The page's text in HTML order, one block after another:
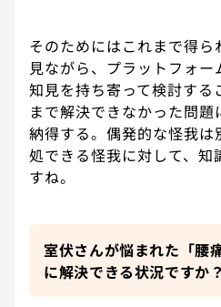
そのためにはこれまで得ら
見ながら、プラットフォ
知見を持ち寄って検討する
まで解決できなかった問題
納得する。偶発的な怪我は
処できる怪我に対して、知
すね。
室伏さんが悩まれた「腰
に解決できる状況ですか？